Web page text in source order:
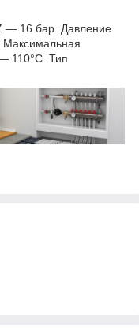
— 16 бар. Давление
Максимальная
110°С. Тип